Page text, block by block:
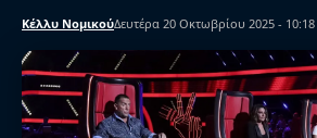
Κέλλυ ΝομικούΔευτέρα 20 Οκτωβρίου 2025 - 10:18